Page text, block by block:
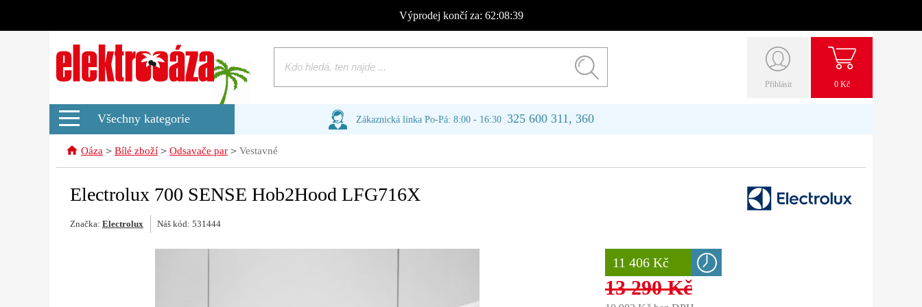
Výprodej končí za: 62:08:39
Přihlásit 0 Kč
Všechny kategorie Zákaznická linka Po-Pá: 8:00 - 16:30 325 600 311, 360
Oáza > Bílé zboží > Odsavače par > Vestavné
Electrolux 700 SENSE Hob2Hood LFG716X
Značka: Electrolux Náš kód: 531444
11 406 Kč
13 290 Kč